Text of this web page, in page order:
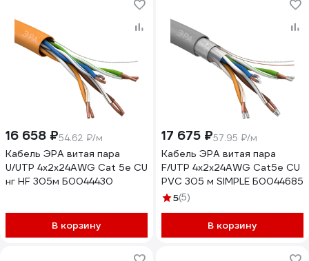
16 658 ₽54.62 ₽/м
Кабель ЭРА витая пара
U/UTP 4x2x24AWG Cat 5e CU
нг HF 305м Б0044430
В корзину
17 675 ₽57.95 ₽/м
Кабель ЭРА витая пара
F/UTP 4x2x24AWG Cat5e CU
PVC 305 м SIMPLE Б0044685
5(5)
В корзину